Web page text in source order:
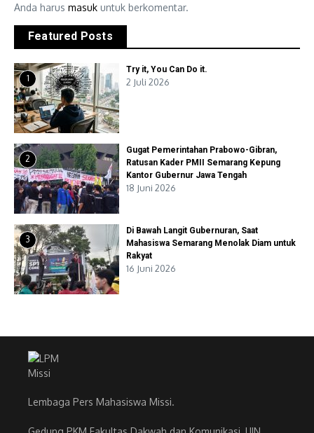
Anda harus masuk untuk berkomentar.
Featured Posts
1
Try it, You Can Do it.
2 Juli 2026
2
Gugat Pemerintahan Prabowo-Gibran,
Ratusan Kader PMII Semarang Kepung
Kantor Gubernur Jawa Tengah
18 Juni 2026
3
Di Bawah Langit Gubernuran, Saat
Mahasiswa Semarang Menolak Diam untuk
Rakyat
16 Juni 2026
Lembaga Pers Mahasiswa Missi.